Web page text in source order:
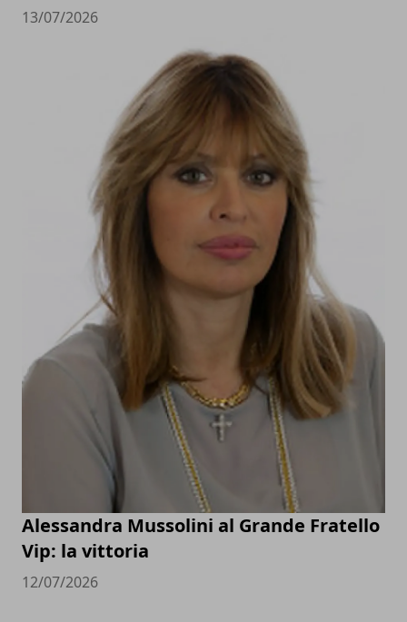
13/07/2026
Alessandra Mussolini al Grande Fratello
Vip: la vittoria
12/07/2026